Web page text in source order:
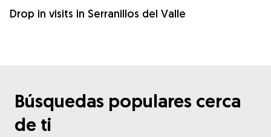
Drop in visits in Serranillos del Valle
Búsquedas populares cerca
de ti